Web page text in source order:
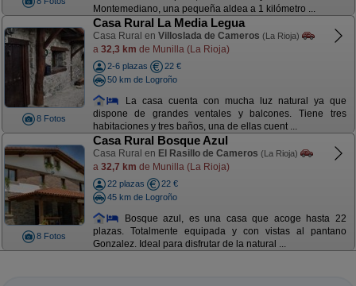
Montemediano, una pequeña aldea a 1 kilómetro ...
8 Fotos
Casa Rural La Media Legua
Casa Rural en Villoslada de Cameros (La Rioja)
a 32,3 km de Munilla (La Rioja)
2-6 plazas
22 €
50 km de Logroño
La casa cuenta con mucha luz natural ya que
dispone de grandes ventales y balcones. Tiene tres
habitaciones y tres baños, una de ellas cuent ...
8 Fotos
Casa Rural Bosque Azul
Casa Rural en El Rasillo de Cameros (La Rioja)
a 32,7 km de Munilla (La Rioja)
22 plazas
22 €
45 km de Logroño
Bosque azul, es una casa que acoge hasta 22
plazas. Totalmente equipada y con vistas al pantano
Gonzalez. Ideal para disfrutar de la natural ...